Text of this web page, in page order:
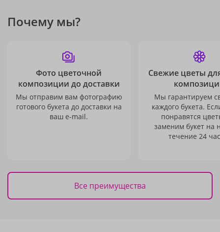
Почему мы?
Фото цветочной
композиции до доставки
Мы отправим вам фотографию
готового букета до доставки на
ваш e-mail.
Свежие цветы
Мы гарантируем
каждого букета.
понравятся
заменим букет на
течение 24
Все преимущества